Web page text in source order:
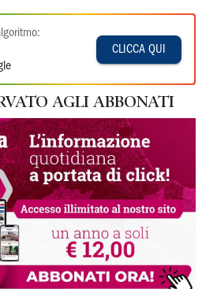
CLICCA QUI
AGLI ABBONATI